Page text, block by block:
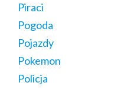
Piraci
Pogoda
Pojazdy
Pokemon
Policja